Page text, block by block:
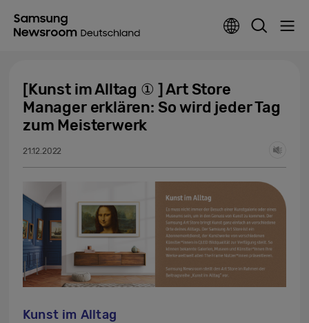
[Kunst im Alltag ① ] Art Store
Manager erklären: So wird jeder Tag
zum Meisterwerk
21.12.2022
Kunst im Alltag